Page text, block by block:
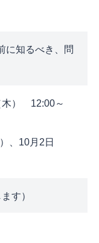
に知るべき、問
木） 12:00～
、10月2日
す）